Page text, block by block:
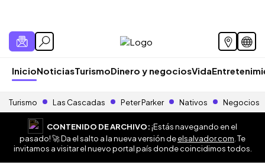
InicioNoticiasTurismoDinero y negociosVida
Turismo Las Cascadas Peter Parker Nativos Negocios
CONTENIDO DE ARCHIVO:¡Estás navegando en el
pasado! 🚀 Da el salto a la nueva versión deelsalvador.com . Te
invitamos a visitar el nuevo portal país donde coincidimos todos.